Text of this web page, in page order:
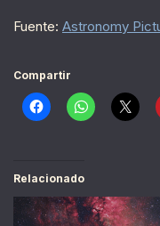
Fuente: Astronomy
Compartir
Relacionado